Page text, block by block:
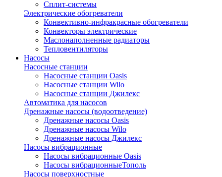
Сплит-системы
Электрические обогреватели
Конвективно-инфракрасные обогреватели
Конвекторы электрические
Маслонаполненные радиаторы
Тепловентиляторы
Насосы
Насосные станции
Насосные станции Oasis
Насосные станции Wilo
Насосные станции Джилекс
Автоматика для насосов
Дренажные насосы (водоотведение)
Дренажные насосы Oasis
Дренажные насосы Wilo
Дренажные насосы Джилекс
Насосы вибрационные
Насосы вибрационные Oasis
Насосы вибрационныеТополь
Насосы поверхностные